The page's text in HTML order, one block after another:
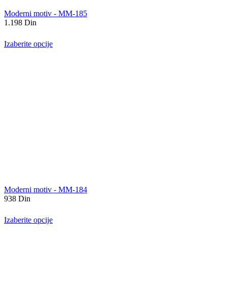
Moderni motiv - MM-185
1.198 Din
Izaberite opcije
Moderni motiv - MM-184
938 Din
Izaberite opcije